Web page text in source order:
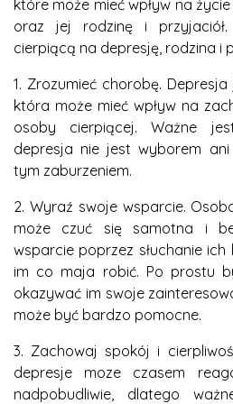
które może mieć wpływ na
oraz jej rodzinę i
cierpiącą na depresję, rodzina i
1. Zrozumieć chorobę.
która może mieć wpływ na
osoby cierpiącej. Ważne
depresja nie jest wyborem
tym zaburzeniem.
2. Wyraź swoje wsparcie.
może czuć się samotna i
wsparcie poprzez słuchanie
im co maja robić. Po prostu
okazywać im swoje
może być bardzo pomocne.
3. Zachowaj spokój i
depresje moze czasem
nadpobudliwie, dlatego